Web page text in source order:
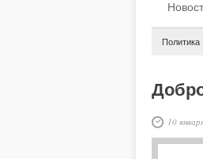
Политика
10